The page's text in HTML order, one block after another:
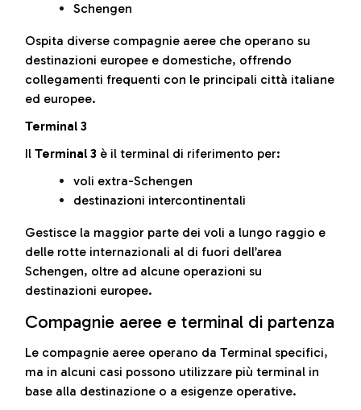
Schengen
Ospita diverse compagnie aeree che operano su
destinazioni europee e domestiche, offrendo
collegamenti frequenti con le principali città italiane
ed europee.
Terminal 3
Il Terminal 3 è il terminal di riferimento per:
voli extra-Schengen
destinazioni intercontinentali
Gestisce la maggior parte dei voli a lungo raggio e
delle rotte internazionali al di fuori dell’area
Schengen, oltre ad alcune operazioni su
destinazioni europee.
Compagnie aeree e terminal di partenza
Le compagnie aeree operano da Terminal specifici,
ma in alcuni casi possono utilizzare più terminal in
base alla destinazione o a esigenze operative.